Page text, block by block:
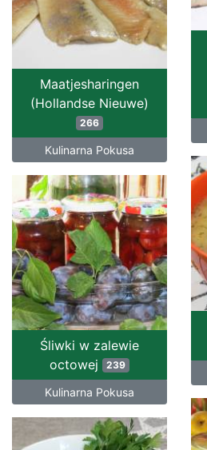
Maatjesharingen
(Hollandse Nieuwe)
266
Kulinarna Pokusa
Śliwki w zalewie
octowej 239
Kulinarna Pokusa